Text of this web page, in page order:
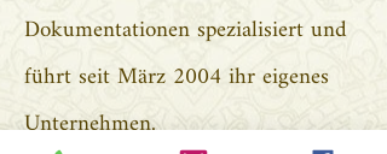
Dokumentationen spezialisiert und
führt seit März 2004 ihr eigenes
Unternehmen.